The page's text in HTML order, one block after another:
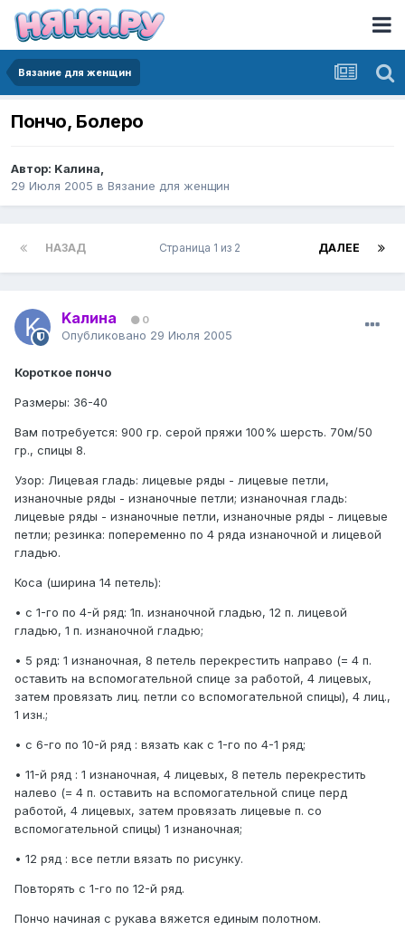
Вязание для женщин
Пончо, Болеро
Автор: Kалина,
29 Июля 2005 в Вязание для женщин
НАЗАД ДАЛЕЕ
Страница 1 из 2
Kалина 0
Опубликовано 29 Июля 2005
Короткое пончо
Размеры: 36-40
Вам потребуется: 900 гр. серой пряжи 100% шерсть. 70м/50
гр., спицы 8.
Узор: Лицевая гладь: лицевые ряды - лицевые петли,
изнаночные ряды - изнаночные петли; изнаночная гладь:
лицевые ряды - изнаночные петли, изнаночные ряды - лицевые
петли; резинка: попеременно по 4 ряда изнаночной и лицевой
гладью.
Коса (ширина 14 петель):
• с 1-го по 4-й ряд: 1п. изнаночной гладью, 12 п. лицевой
гладью, 1 п. изнаночной гладью;
• 5 ряд: 1 изнаночная, 8 петель перекрестить направо (= 4 п.
оставить на вспомогательной спице за работой, 4 лицевых,
затем провязать лиц. петли со вспомогательной спицы), 4 лиц.,
1 изн.;
• с 6-го по 10-й ряд : вязать как с 1-го по 4-1 ряд;
• 11-й ряд : 1 изнаночная, 4 лицевых, 8 петель перекрестить
налево (= 4 п. оставить на вспомогательной спице перд
работой, 4 лицевых, затем провязать лицевые п. со
вспомогательной спицы) 1 изнаночная;
• 12 ряд : все петли вязать по рисунку.
Повторять с 1-го по 12-й ряд.
Пончо начиная с рукава вяжется единым полотном.